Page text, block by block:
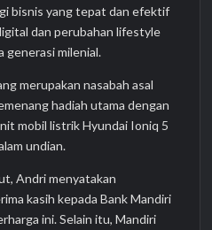
bisnis yang tepat dan efektif
dan perubahan lifestyle
generasi milenial.
merupakan nasabah asal
hadiah utama dengan
mobil listrik Hyundai Ioniq 5
undian.
Andri menyatakan
kasih kepada Bank Mandiri
ini. Selain itu, Mandiri